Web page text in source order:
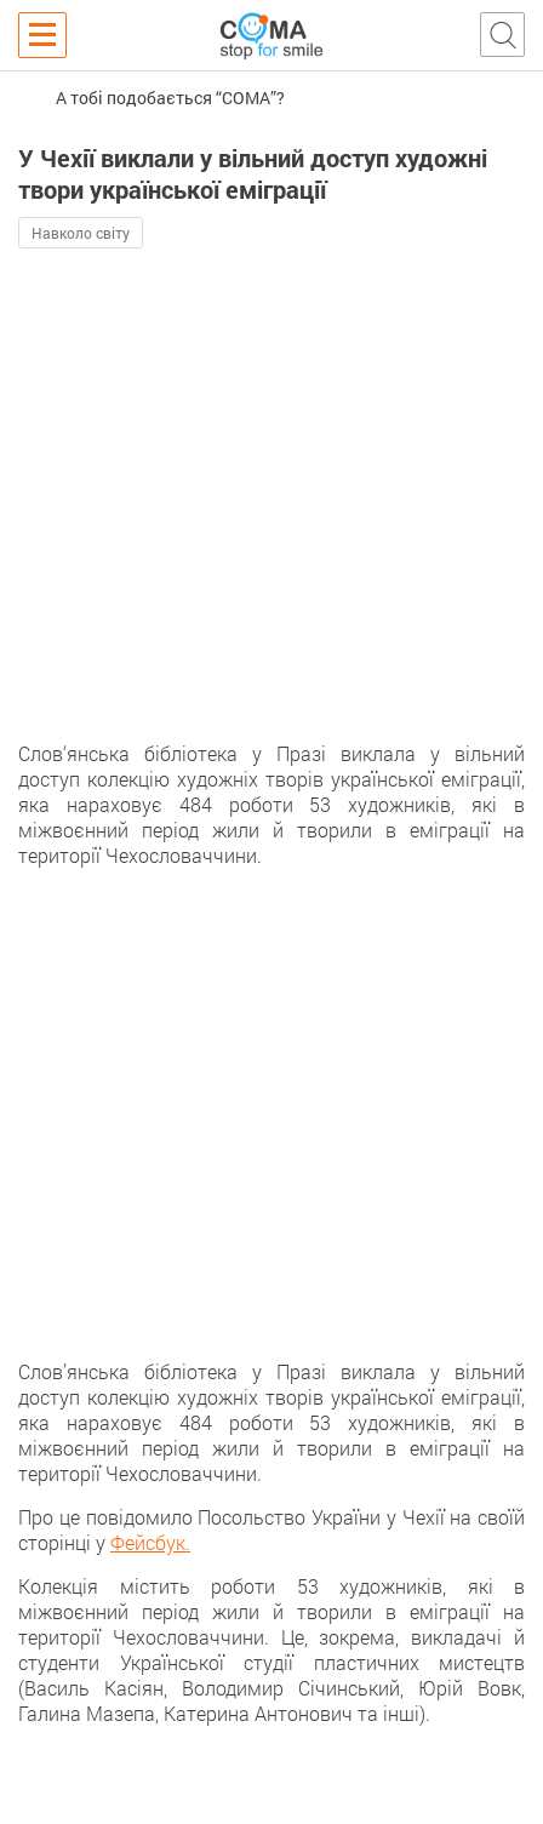
А тобі подобається “COMA”?
У Чехії виклали у вільний доступ художні
твори української еміграції
Навколо світу
Слов‘янська бібліотека у Празі виклала у вільний
доступ колекцію художніх творів української еміграції,
яка нараховує 484 роботи 53 художників, які в
міжвоєнний період жили й творили в еміграції на
території Чехословаччини.
Слов’янська бібліотека у Празі виклала у вільний
доступ колекцію художніх творів української еміграції,
яка нараховує 484 роботи 53 художників, які в
міжвоєнний період жили й творили в еміграції на
території Чехословаччини.
Про це повідомило Посольство України у Чехії на своїй
сторінці уФейсбук.
Колекція містить роботи 53 художників, які в
міжвоєнний період жили й творили в еміграції на
території Чехословаччини. Це, зокрема, викладачі й
студенти Української студії пластичних мистецтв
(Василь Касіян, Володимир Січинський, Юрій Вовк,
Галина Мазепа, Катерина Антонович та інші).